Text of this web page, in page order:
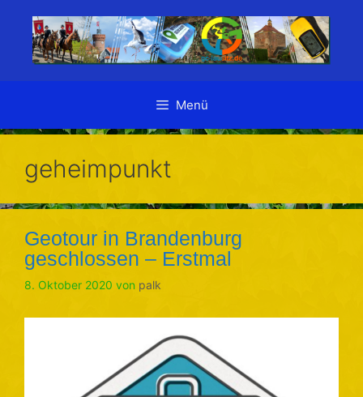
springen
Menü
geheimpunkt
Geotour in Brandenburg
geschlossen – Erstmal
8. Oktober 2020 von palk